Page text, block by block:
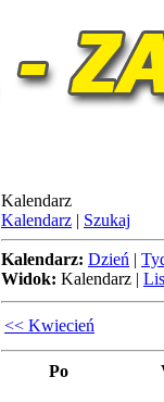
Kalendarz
Kalendarz | Szukaj
Kalendarz: Dzień |
Widok: Kalendarz |
<< Kwiecień
Po